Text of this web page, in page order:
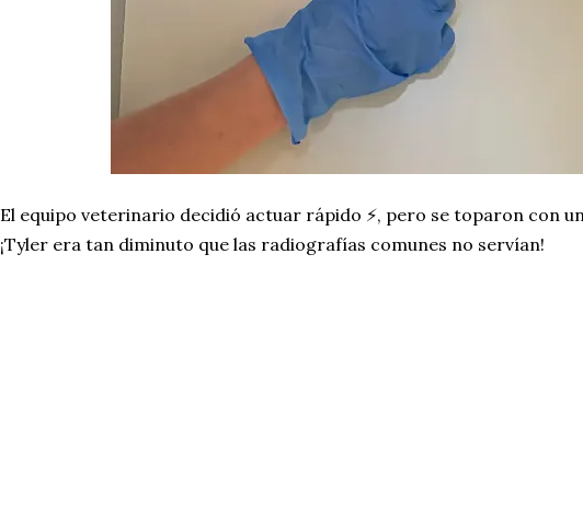
El equipo veterinario decidió actuar rápido ⚡, pero se toparon con
¡Tyler era tan diminuto que las radiografías comunes no servían!